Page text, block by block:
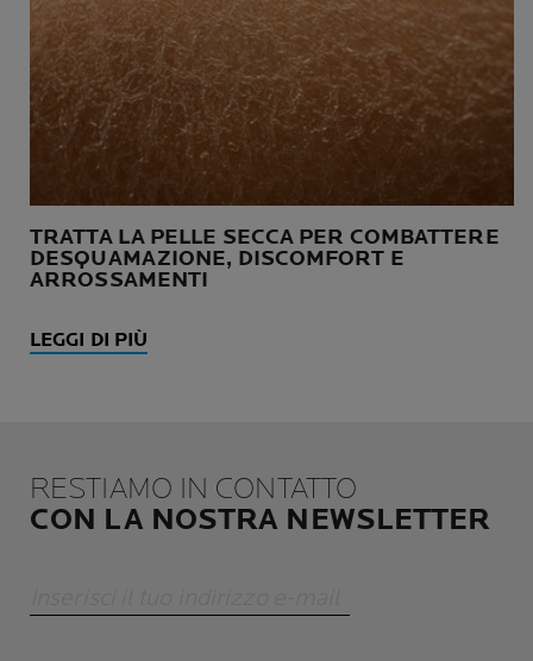
TRATTA LA PELLE SECCA PER COMBATTERE
DESQUAMAZIONE, DISCOMFORT E
ARROSSAMENTI
LEGGI DI PIÙ
RESTIAMO IN CONTATTO
CON LA NOSTRA NEWSLETTER